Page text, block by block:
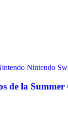
Nintendo
de la Summer